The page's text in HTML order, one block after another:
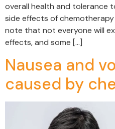
overall health and tolerance
side effects of
note that not everyone will
effects, and some […]
Nausea and
caused by